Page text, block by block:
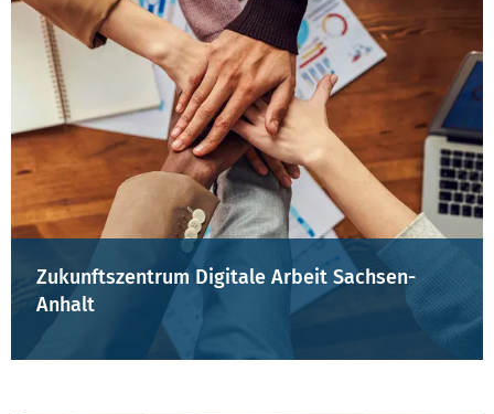
Zukunftszentrum Digitale Arbeit Sachsen-
Anhalt